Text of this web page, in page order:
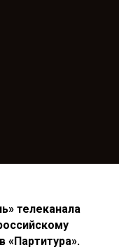
телеканала
«Партитура».